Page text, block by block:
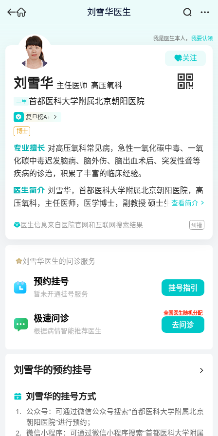
刘雪华医生
我是医生本人， 我要认领
关注
刘雪华 主任医师 高压氧科
三甲 首都医科大学附属北京朝阳医院
复旦榜A+
博士
对高压氧科常见病，急性一氧化碳中毒、一氧
化碳中毒迟发脑病、脑外伤、脑出血术后、突发性聋等
疾病的诊治，积累了丰富的临床经验。
刘雪华，首都医科大学附属北京朝阳医院，高
压氧科，主任医师，医学博士，副教授 硕士生导师。20
07年硕士毕业于首都医科大学，2015年博士毕业于首都
氧化碳中毒迟发脑病、脑外伤、脑出血术后、突发性聋
等疾病的诊治，积累了丰富的临床经验。承担首都医科
大学本科生及长学制研究生的教学工作，同时承担科室
室教学干事，主持首都医科大学教学课题，发表教学论
文多篇。主要从事创伤性疾病尤其是脊髓损伤的高压氧
究创新团队”等6项课题。并入选北京朝阳医院1351人才
基金、科技部国际合作等多项课题。以第一和通讯作者
发表SCI论文10余篇，中文论著数篇，成果多次受邀于
国内外会议发言。多次获北京朝阳医院“优秀职工”及“优
秀教师”称号。担任中华医学会高压氧医学分会第九届质
查看简介
医生信息来自医院官网和互联网搜索结果 纠错
刘雪华医生的问诊服务
预约挂号
暂未开通挂号服务
挂号指引
极速问诊
根据病情智能推荐医生
去问诊
全国医生随机分配
刘雪华的预约挂号
刘雪华的挂号方式
1. 公众号：可通过微信公众号搜索“首都医科大学附属北京
朝阳医院”进行预约；
2. 微信小程序：可通过微信小程序搜索“首都医科大学附属